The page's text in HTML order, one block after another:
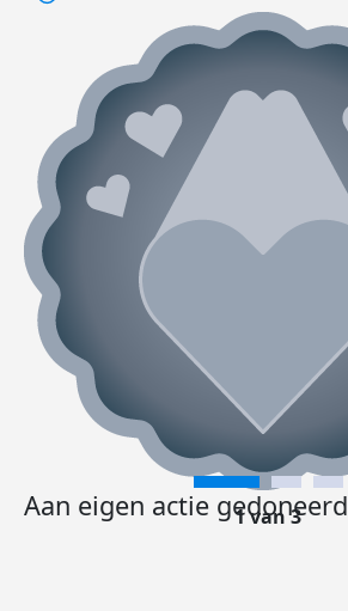
Aan eigen actie gedoneerd
1 van 3